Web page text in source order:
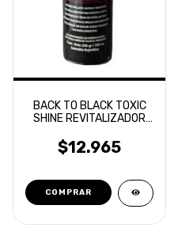
BACK TO BLACK TOXIC
SHINE REVITALIZADOR
AEROSOL
$12.965